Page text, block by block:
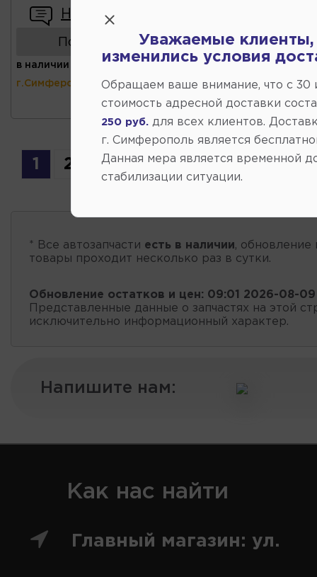
Написать отзыв
Показать аналоги
в наличии
г.Симферополь)
1 2 3 4 5 6
* Все автозапчасти есть в наличии, обновление
товары проходит несколько раз в сутки.
Обновление остатков и цен: 09:01 2026-08-09
Представленные данные о запчастях на этой
исключительно информационный характер.
Напишите нам:
Как нас найти
Главный магазин: ул.
Уважаемые клиенты,
изменились условия
Обращаем ваше внимание, что c 30
стоимость адресной доставки
250 руб. для всех клиентов.
г. Симферополь является
Данная мера является временной
стабилизации ситуации.